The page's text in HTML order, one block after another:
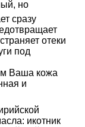
но
сразу
отеки
под
Ваша кожа
и
икотник